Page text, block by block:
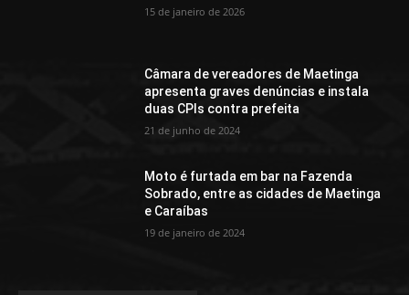
15 de janeiro de 2026
Câmara de vereadores de Maetinga
apresenta graves denúncias e instala
duas CPIs contra prefeita
21 de junho de 2024
Moto é furtada em bar na Fazenda
Sobrado, entre as cidades de Maetinga
e Caraíbas
19 de janeiro de 2024